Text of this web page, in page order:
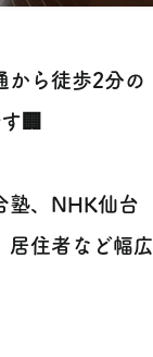
から徒歩2分の
🏢
塾、NHK仙台
居住者など幅広